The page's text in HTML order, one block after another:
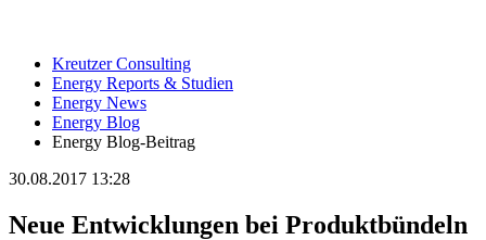
Kreutzer Consulting
Energy Reports & Studien
Energy News
Energy Blog
Energy Blog-Beitrag
30.08.2017 13:28
Neue Entwicklungen bei Produktbündeln